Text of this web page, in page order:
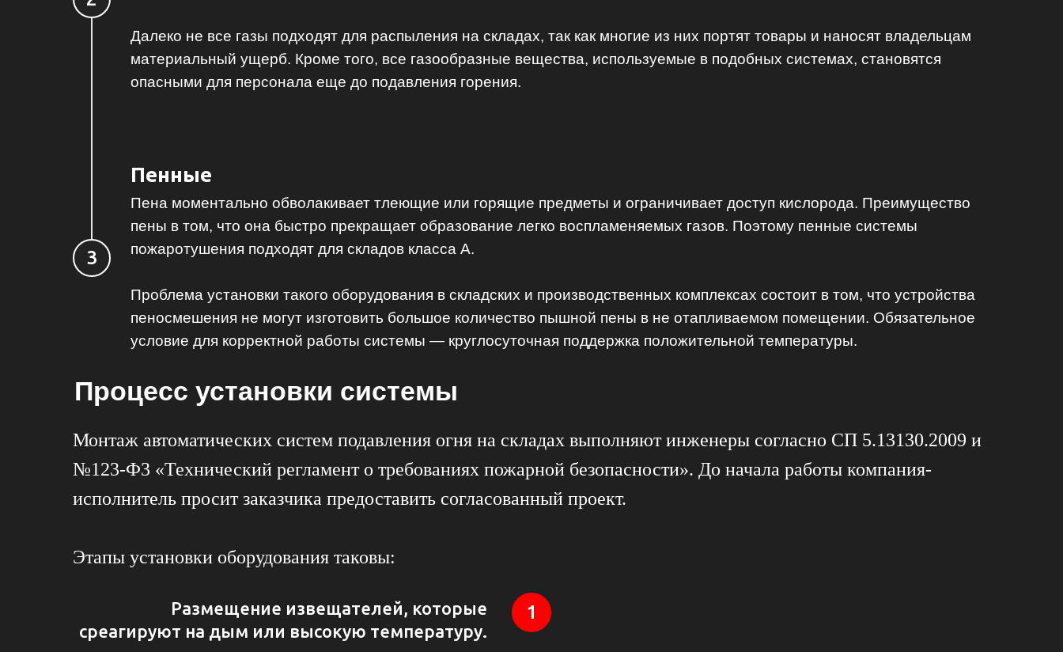
Далеко не все газы подходят для распыления на складах, так как многие из них портят товары и наносят владельцам
материальный ущерб. Кроме того, все газообразные вещества, используемые в подобных системах, становятся
опасными для персонала еще до подавления горения.
Пенные
Пена моментально обволакивает тлеющие или горящие предметы и ограничивает доступ кислорода. Преимущество
пены в том, что она быстро прекращает образование легко воспламеняемых газов. Поэтому пенные системы
пожаротушения подходят для складов класса А.
Проблема установки такого оборудования в складских и производственных комплексах состоит в том, что устройства
пеносмешения не могут изготовить большое количество пышной пены в не отапливаемом помещении. Обязательное
условие для корректной работы системы — круглосуточная поддержка положительной температуры.
Процесс установки системы
пожаротушения
Монтаж автоматических систем подавления огня на складах выполняют инженеры согласно СП 5.13130.2009 и
№123-Ф3 «Технический регламент о требованиях пожарной безопасности». До начала работы компания-
исполнитель просит заказчика предоставить согласованный проект.
Этапы установки оборудования таковы:
Размещение извещателей, которые
среагируют на дым или высокую температуру.